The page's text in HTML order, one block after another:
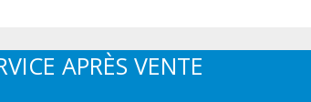
APRÈS VENTE